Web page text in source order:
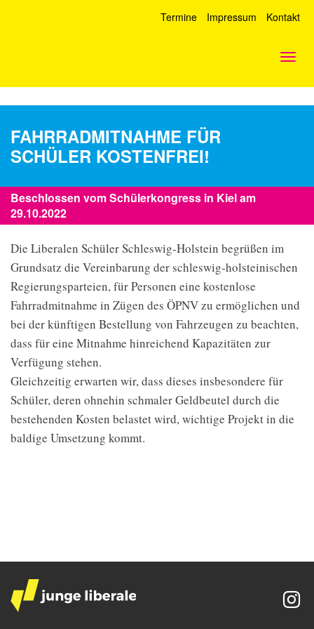
Termine Impressum Kontakt
FAHRRADMITNAHME FÜR
SCHÜLER KOSTENFREI!
Beschlossen vom Schülerkongress in Kiel am
29.10.2022
Die Liberalen Schüler Schleswig-Holstein begrüßen im
Grundsatz die Vereinbarung der schleswig-holsteinischen
Regierungsparteien, für Personen eine kostenlose
Fahrradmitnahme in Zügen des ÖPNV zu ermöglichen und
bei der künftigen Bestellung von Fahrzeugen zu beachten,
dass für eine Mitnahme hinreichend Kapazitäten zur
Verfügung stehen.
Gleichzeitig erwarten wir, dass dieses insbesondere für
Schüler, deren ohnehin schmaler Geldbeutel durch die
bestehenden Kosten belastet wird, wichtige Projekt in die
baldige Umsetzung kommt.